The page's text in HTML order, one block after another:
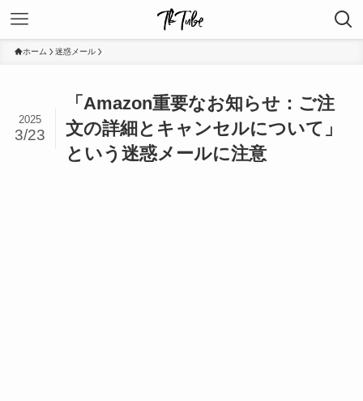
ホーム 迷惑メール
「Amazon重要なお知らせ：ご注
文の詳細とキャンセルについて」
という迷惑メールに注意
2025
3/23